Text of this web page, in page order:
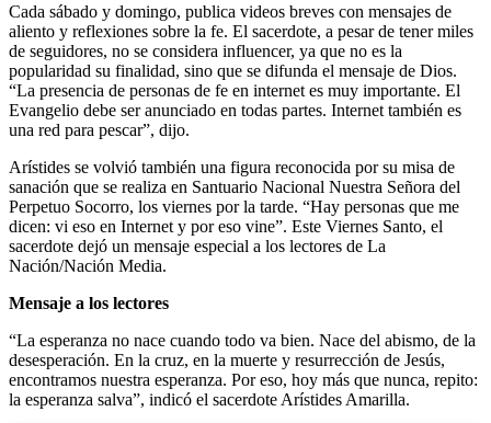
Cada sábado y domingo, publica videos breves con mensajes de
aliento y reflexiones sobre la fe. El sacerdote, a pesar de tener miles
de seguidores, no se considera influencer, ya que no es la
popularidad su finalidad, sino que se difunda el mensaje de Dios.
“La presencia de personas de fe en internet es muy importante. El
Evangelio debe ser anunciado en todas partes. Internet también es
una red para pescar”, dijo.
Arístides se volvió también una figura reconocida por su misa de
sanación que se realiza en Santuario Nacional Nuestra Señora del
Perpetuo Socorro, los viernes por la tarde. “Hay personas que me
dicen: vi eso en Internet y por eso vine”. Este Viernes Santo, el
sacerdote dejó un mensaje especial a los lectores de La
Nación/Nación Media.
Mensaje a los lectores
“La esperanza no nace cuando todo va bien. Nace del abismo, de la
desesperación. En la cruz, en la muerte y resurrección de Jesús,
encontramos nuestra esperanza. Por eso, hoy más que nunca, repito:
la esperanza salva”, indicó el sacerdote Arístides Amarilla.